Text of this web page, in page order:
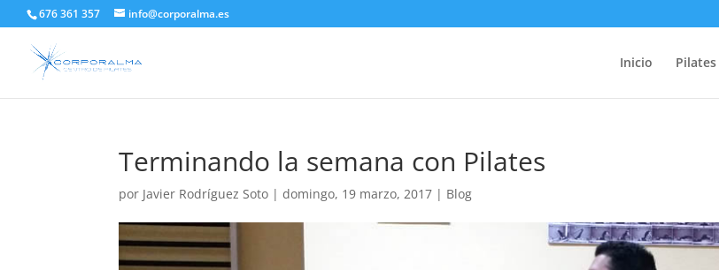
676 361 357 info@corporalma.es
Inicio Pilates
Terminando la semana con Pilates
por Javier Rodríguez Soto |domingo, 19 marzo, 2017 | Blog